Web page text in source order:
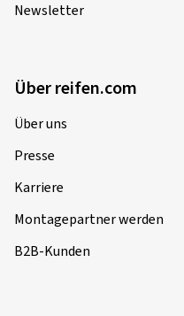
Newsletter
Über reifen.com
Über uns
Presse
Karriere
Montagepartner werden
B2B-Kunden